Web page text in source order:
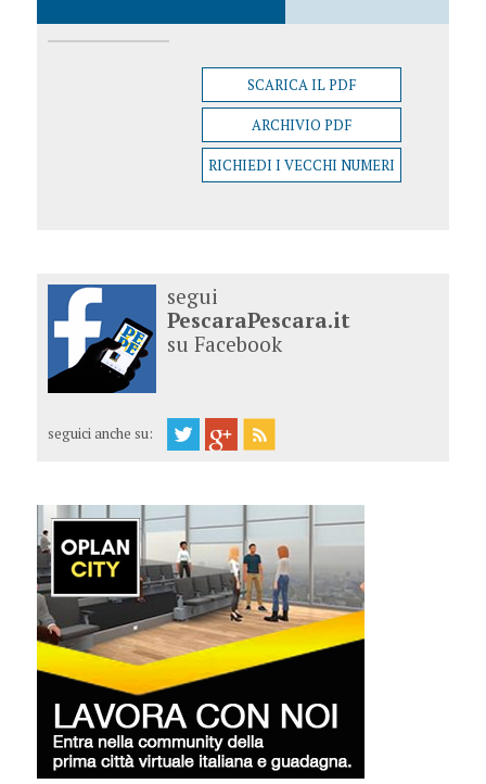
SCARICA IL PDF
ARCHIVIO PDF
RICHIEDI I VECCHI NUMERI
segui
PescaraPescara.it
su Facebook
seguici anche su: